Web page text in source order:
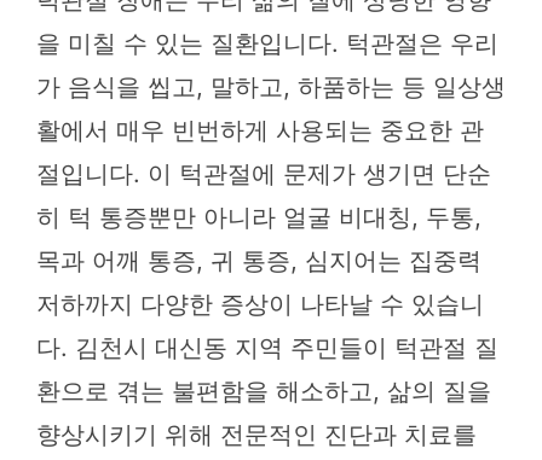
을 미칠 수 있는 질환입니다. 턱관절은 우리
가 음식을 씹고, 말하고, 하품하는 등 일상생
활에서 매우 빈번하게 사용되는 중요한 관
절입니다. 이 턱관절에 문제가 생기면 단순
히 턱 통증뿐만 아니라 얼굴 비대칭, 두통,
목과 어깨 통증, 귀 통증, 심지어는 집중력
저하까지 다양한 증상이 나타날 수 있습니
다. 김천시 대신동 지역 주민들이 턱관절 질
환으로 겪는 불편함을 해소하고, 삶의 질을
향상시키기 위해 전문적인 진단과 치료를